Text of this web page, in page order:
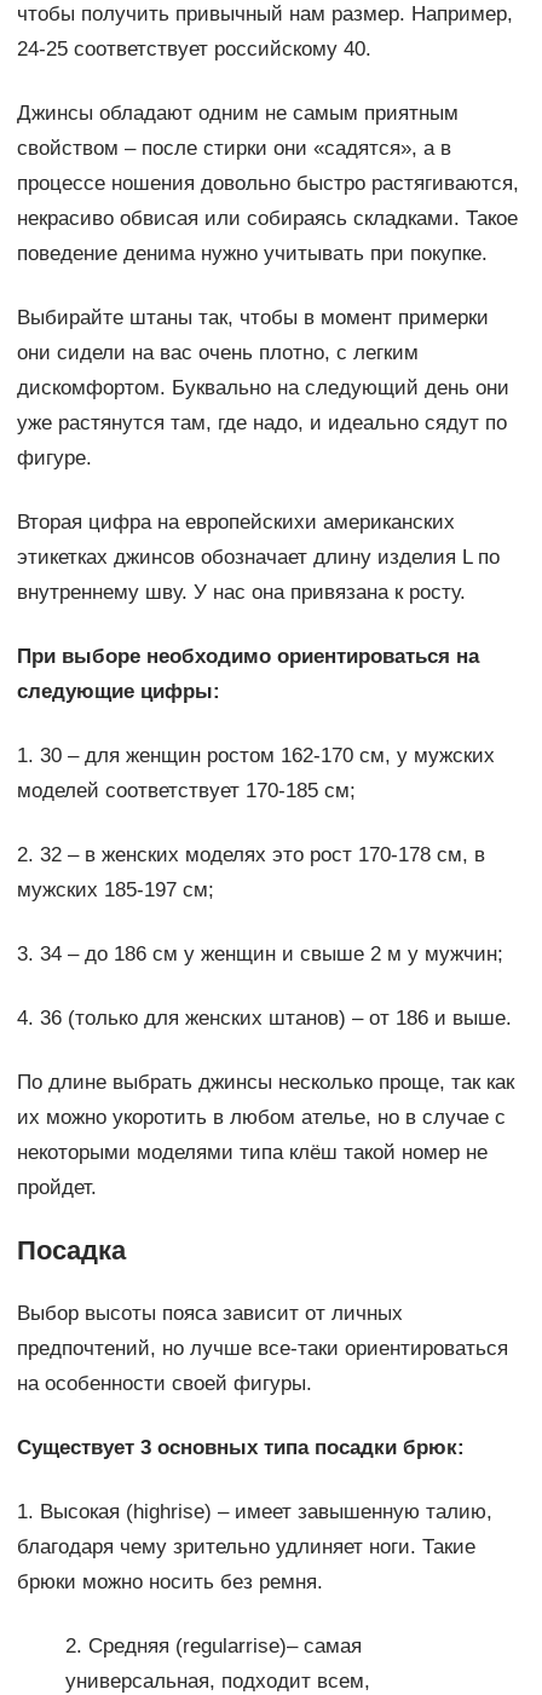
чтобы получить привычный нам размер. Например,
24-25 соответствует российскому 40.
Джинсы обладают одним не самым приятным
свойством – после стирки они «садятся», а в
процессе ношения довольно быстро растягиваются,
некрасиво обвисая или собираясь складками. Такое
поведение денима нужно учитывать при покупке.
Выбирайте штаны так, чтобы в момент примерки
они сидели на вас очень плотно, с легким
дискомфортом. Буквально на следующий день они
уже растянутся там, где надо, и идеально сядут по
фигуре.
Вторая цифра на европейскихи американских
этикетках джинсов обозначает длину изделия L по
внутреннему шву. У нас она привязана к росту.
При выборе необходимо ориентироваться на
следующие цифры:
1. 30 – для женщин ростом 162-170 см, у мужских
моделей соответствует 170-185 см;
2. 32 – в женских моделях это рост 170-178 см, в
мужских 185-197 см;
3. 34 – до 186 см у женщин и свыше 2 м у мужчин;
4. 36 (только для женских штанов) – от 186 и выше.
По длине выбрать джинсы несколько проще, так как
их можно укоротить в любом ателье, но в случае с
некоторыми моделями типа клёш такой номер не
пройдет.
Посадка
Выбор высоты пояса зависит от личных
предпочтений, но лучше все-таки ориентироваться
на особенности своей фигуры.
Существует 3 основных типа посадки брюк:
1. Высокая (highrise) – имеет завышенную талию,
благодаря чему зрительно удлиняет ноги. Такие
брюки можно носить без ремня.
2. Средняя (regularrise)– самая
универсальная, подходит всем,